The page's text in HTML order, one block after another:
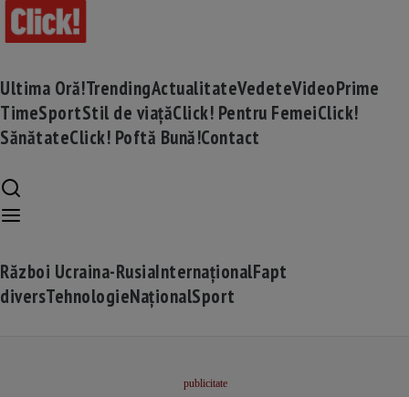
Ultima Oră!TrendingActualitateVedeteVideoPrime
TimeSportStil de viațăClick! Pentru FemeiClick!
SănătateClick! Poftă Bună!Contact
Război Ucraina-RusiaInternaționalFapt
diversTehnologieNaționalSport